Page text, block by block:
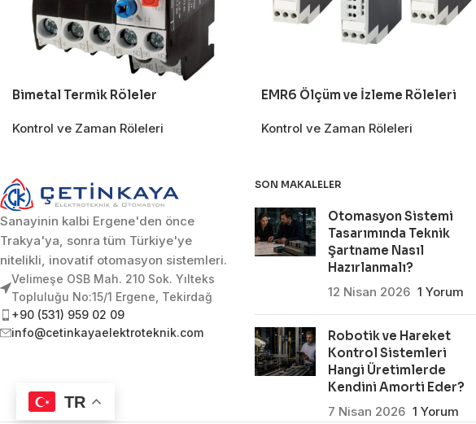
Bimetal Termik Röleler
Kontrol ve Zaman Röleleri
EMR6 Ölçüm ve İzleme Röleleri
Kontrol ve Zaman Röleleri
Sanayinin kalbi Ergene'den önce
Trakya'ya, sonra tüm Türkiye'ye
nitelikli, inovatif otomasyon sistemleri.
Velimeşe OSB Mah. 210 Sok. Yılteks
Topluluğu No:15/1 Ergene, Tekirdağ
+90 (531) 959 02 09
info@cetinkayaelektroteknik.com
SON MAKALELER
Otomasyon Sistemi
Tasarımında Teknik
Şartname Nasıl
Hazırlanmalı?
12 Nisan 2026 1 Yorum
Robotik ve Hareket
Kontrol Sistemleri
Hangi Üretimlerde
Kendini Amorti Eder?
7 Nisan 2026 1 Yorum
TR